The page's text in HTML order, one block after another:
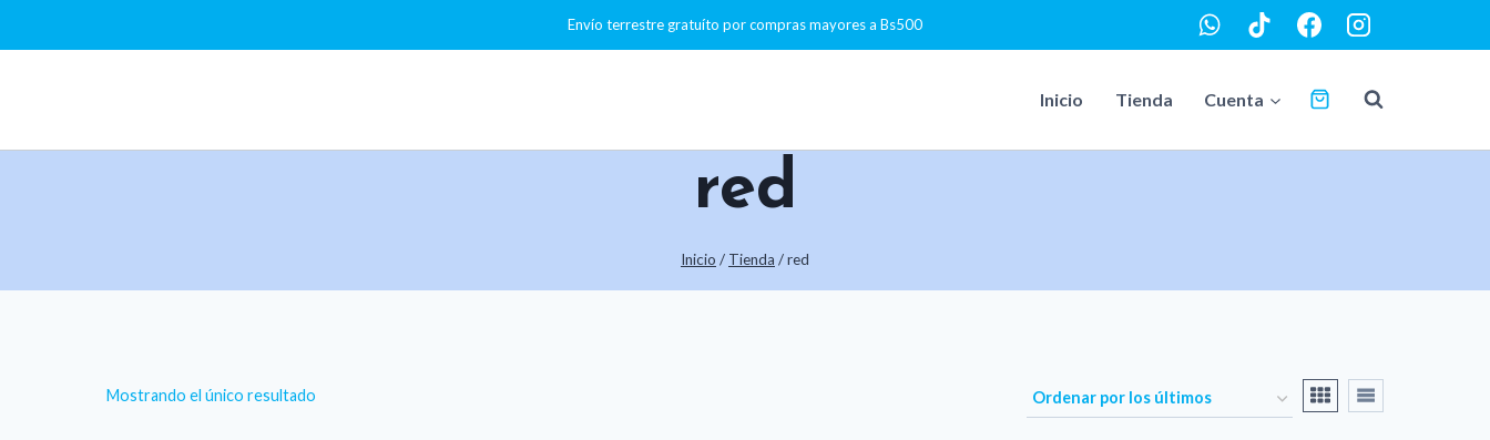
al
Envío terrestre gratuíto por compras mayores a Bs500
Inicio Tienda Cuenta
red
Inicio / Tienda /red
Mostrando el único resultado